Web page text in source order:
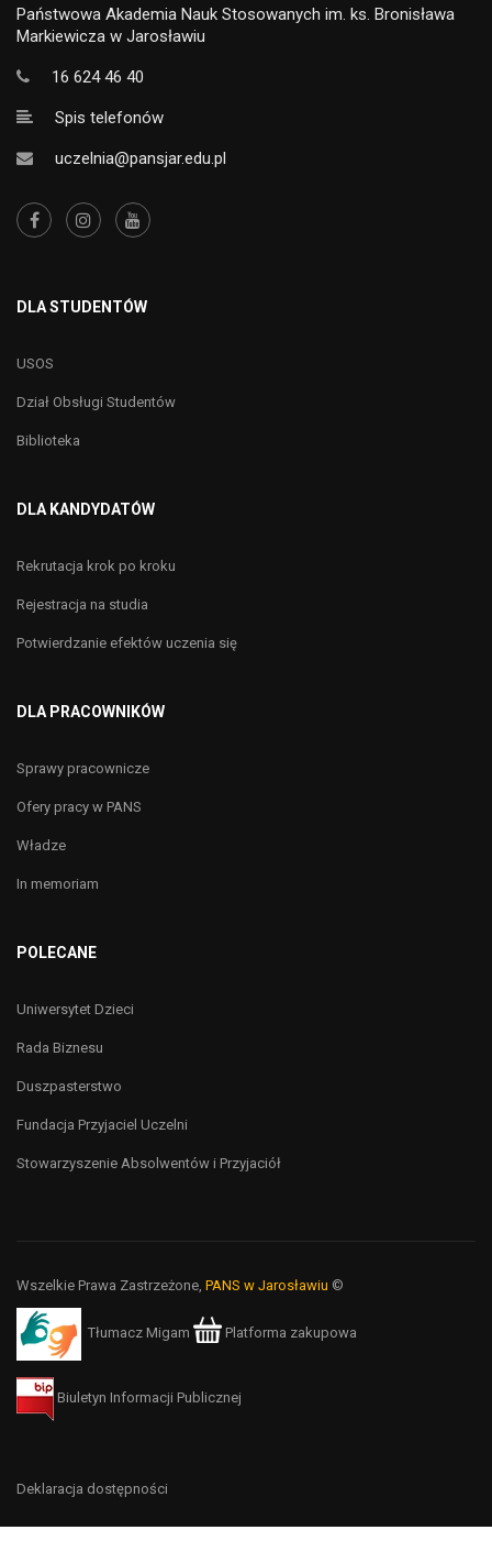
Państwowa Akademia Nauk Stosowanych im. ks. Bronisława
Markiewicza w Jarosławiu
16 624 46 40
Spis telefonów
uczelnia@pansjar.edu.pl
DLA STUDENTÓW
USOS
Dział Obsługi Studentów
Biblioteka
DLA KANDYDATÓW
Rekrutacja krok po kroku
Rejestracja na studia
Potwierdzanie efektów uczenia się
DLA PRACOWNIKÓW
Sprawy pracownicze
Ofery pracy w PANS
Władze
In memoriam
POLECANE
Uniwersytet Dzieci
Rada Biznesu
Duszpasterstwo
Fundacja Przyjaciel Uczelni
Stowarzyszenie Absolwentów i Przyjaciół
Wszelkie Prawa Zastrzeżone, PANS w Jarosławiu ©
Tłumacz Migam Platforma zakupowa
Biuletyn Informacji Publicznej
Deklaracja dostępności